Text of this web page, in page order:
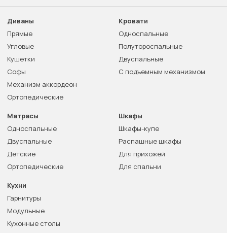
Диваны
Прямые
Угловые
Кушетки
Софы
Механизм аккордеон
Ортопедические
Кровати
Односпальные
Полутороспальные
Двуспальные
С подъемным механизмом
Матрасы
Односпальные
Двуспальные
Детские
Ортопедические
Шкафы
Шкафы-купе
Распашные шкафы
Для прихожей
Для спальни
Кухни
Гарнитуры
Модульные
Кухонные столы